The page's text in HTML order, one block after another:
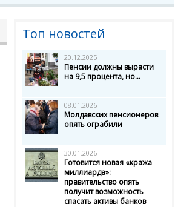
Топ новостей
20.12.2025
Пенсии должны вырасти
на 9,5 процента, но...
08.01.2026
Молдавских пенсионеров
опять ограбили
30.01.2026
Готовится новая «кража
миллиарда»:
правительство опять
получит возможность
спасать активы банков